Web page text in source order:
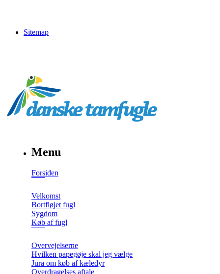
Sitemap
Menu
Forsiden
Velkomst
Bortfløjet fugl
Sygdom
Køb af fugl
Overvejelserne
Hvilken papegøje skal jeg vælge
Jura om køb af kæledyr
Overdragelses aftale